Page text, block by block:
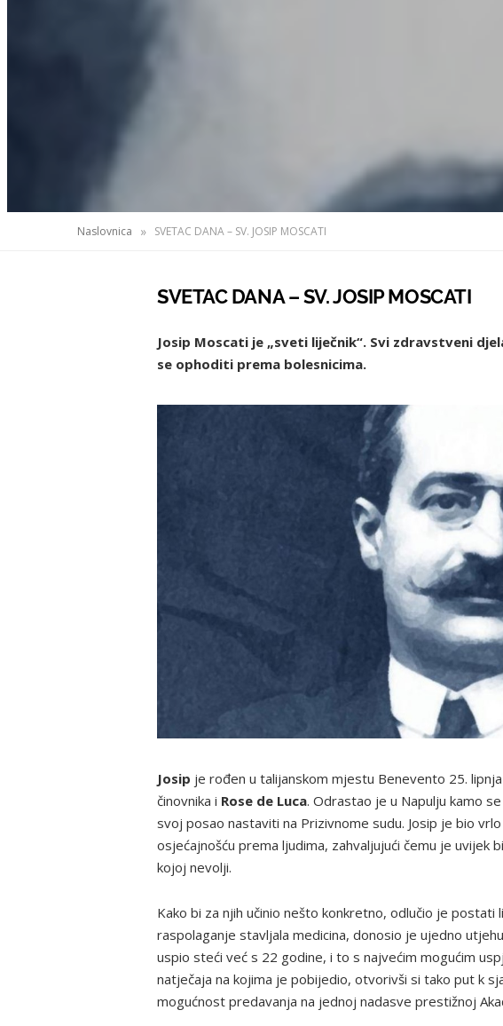
Naslovnica » SVETAC DANA – SV. JOSIP MOSCATI
SVETAC DANA – SV. JOSIP MOSCATI
Josip Moscati je „sveti liječnik“. Svi zdravstveni
se ophoditi prema bolesnicima.
Josip je rođen u talijanskom mjestu Benevento 25.
činovnika i Rose de Luca. Odrastao je u Napulju kamo
svoj posao nastaviti na Prizivnome sudu. Josip je bio
osjećajnošću prema ljudima, zahvaljujući čemu je uvijek
kojoj nevolji.
Kako bi za njih učinio nešto konkretno, odlučio je postati
raspolaganje stavljala medicina, donosio je ujedno
uspio steći već s 22 godine, i to s najvećim mogućim
natječaja na kojima je pobijedio, otvorivši si tako put k
mogućnost predavanja na jednoj nadasve prestižnoj